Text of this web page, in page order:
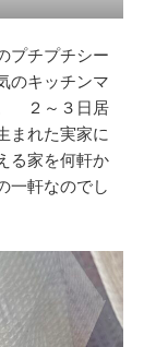
プチプチシー
のキッチンマ
２～３日居
まれた実家に
る家を何軒か
一軒なのでし